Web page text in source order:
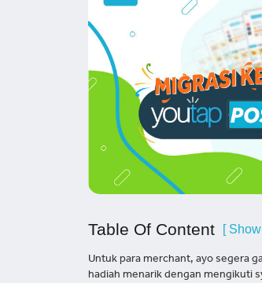
Table Of Content [ Show
Untuk para merchant, ayo segera
hadiah menarik dengan mengikuti